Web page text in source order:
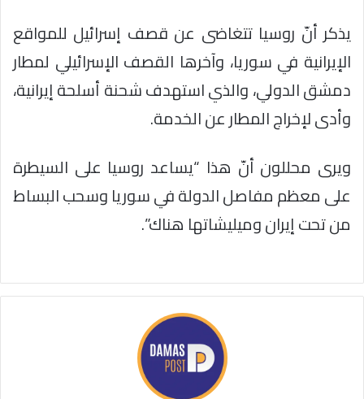
يذكر أنّ روسيا تتغاضى عن قصف إسرائيل للمواقع
الإيرانية في سوريا، وآخرها القصف الإسرائيلي لمطار
دمشق الدولي، والذي استهدف شحنة أسلحة إيرانية،
وأدى لإخراج المطار عن الخدمة.
ويرى محللون أنّ هذا “يساعد روسيا على السيطرة
على معظم مفاصل الدولة في سوريا وسحب البساط
من تحت إيران وميليشاتها هناك”.